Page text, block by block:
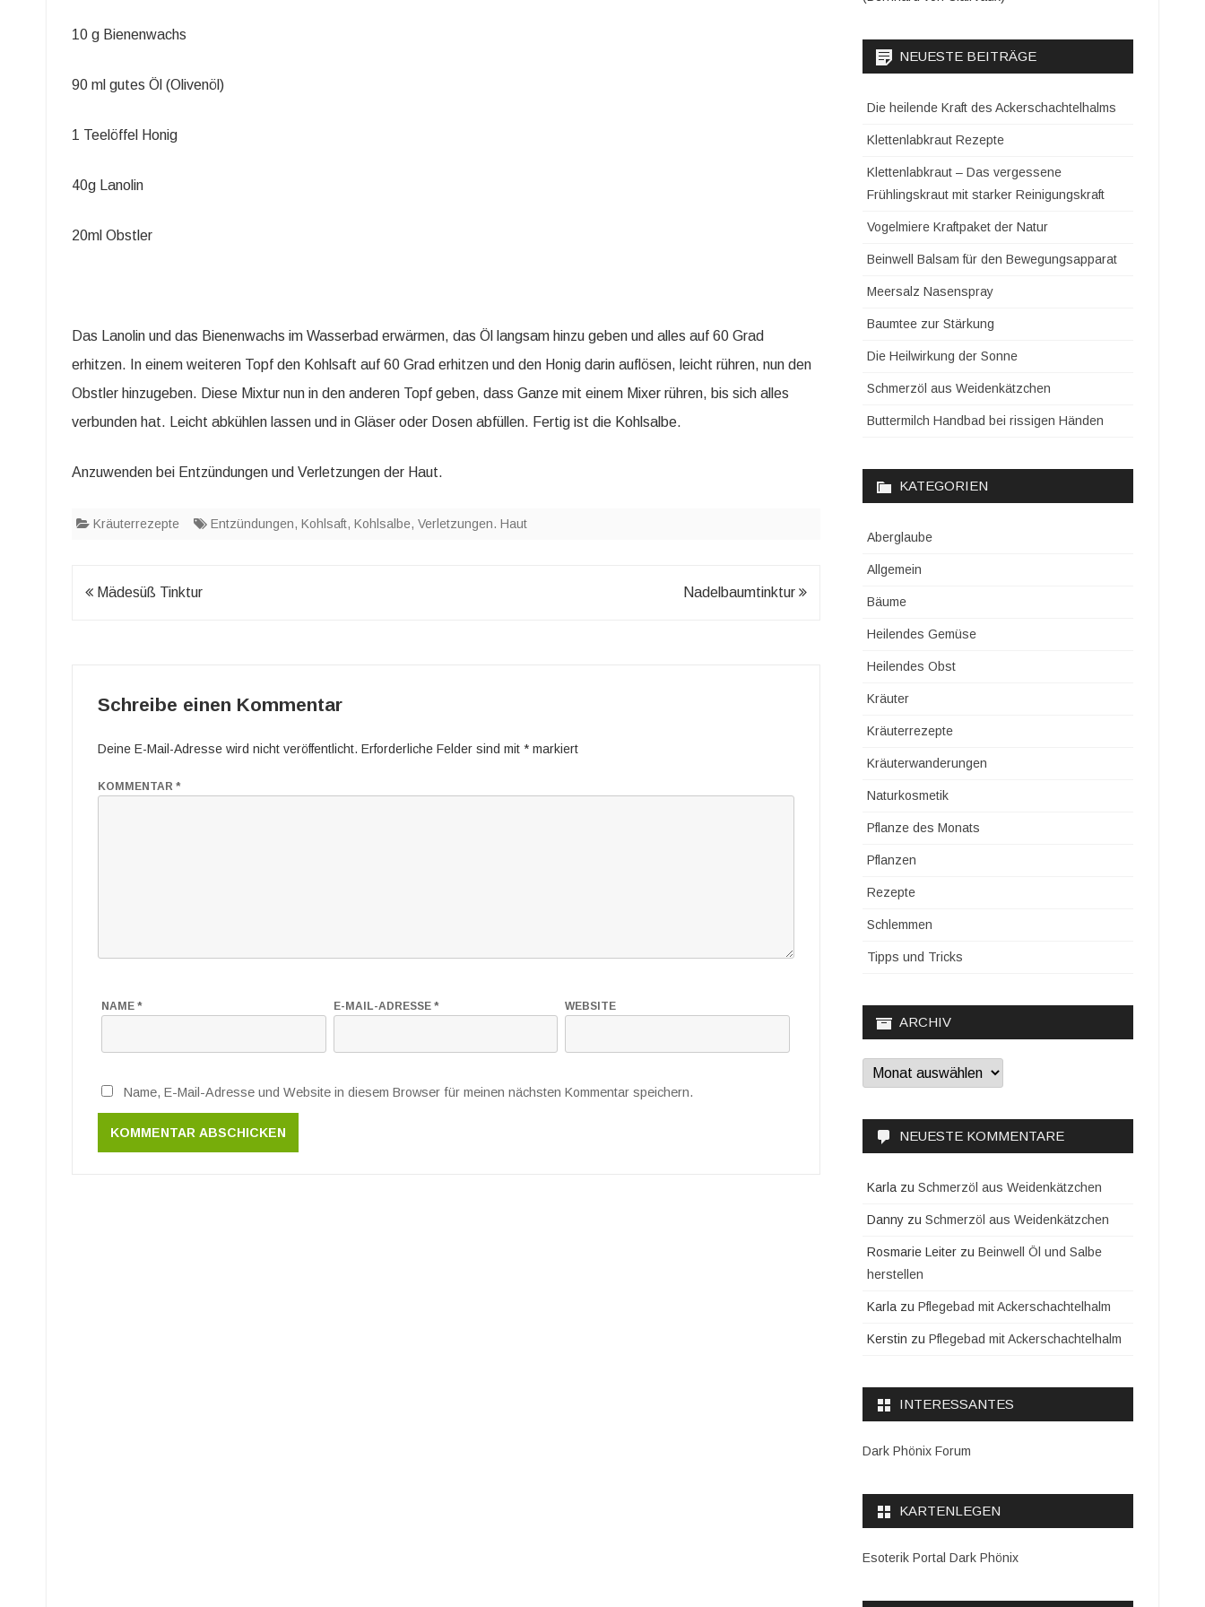
10 g Bienenwachs
90 ml gutes Öl (Olivenöl)
1 Teelöffel Honig
40g Lanolin
20ml Obstler
Das Lanolin und das Bienenwachs im Wasserbad erwärmen, das Öl langsam hinzu geben und alles auf 60 Grad
erhitzen. In einem weiteren Topf den Kohlsaft auf 60 Grad erhitzen und den Honig darin auflösen, leicht rühren, nun den
Obstler hinzugeben. Diese Mixtur nun in den anderen Topf geben, dass Ganze mit einem Mixer rühren, bis sich alles
verbunden hat. Leicht abkühlen lassen und in Gläser oder Dosen abfüllen. Fertig ist die Kohlsalbe.
Anzuwenden bei Entzündungen und Verletzungen der Haut.
Kräuterrezepte Entzündungen, Kohlsaft, Kohlsalbe, Verletzungen. Haut
Beitragsnavigation
Mädesüß Tinktur Nadelbaumtinktur
Schreibe einen Kommentar
Deine E-Mail-Adresse wird nicht veröffentlicht. Erforderliche Felder sind mit * markiert
KOMMENTAR *
NAME * E-MAIL-ADRESSE * WEBSITE
Name, E-Mail-Adresse und Website in diesem Browser für meinen nächsten Kommentar speichern.
NEUESTE BEITRÄGE
Die heilende Kraft des Ackerschachtelhalms
Klettenlabkraut Rezepte
Klettenlabkraut – Das vergessene
Frühlingskraut mit starker Reinigungskraft
Vogelmiere Kraftpaket der Natur
Beinwell Balsam für den Bewegungsapparat
Meersalz Nasenspray
Baumtee zur Stärkung
Die Heilwirkung der Sonne
Schmerzöl aus Weidenkätzchen
Buttermilch Handbad bei rissigen Händen
KATEGORIEN
Aberglaube
Allgemein
Bäume
Heilendes Gemüse
Heilendes Obst
Kräuter
Kräuterrezepte
Kräuterwanderungen
Naturkosmetik
Pflanze des Monats
Pflanzen
Rezepte
Schlemmen
Tipps und Tricks
ARCHIV
Archiv
NEUESTE KOMMENTARE
Karla zuSchmerzöl aus Weidenkätzchen
Danny zuSchmerzöl aus Weidenkätzchen
Rosmarie Leiter zuBeinwell Öl und Salbe
herstellen
Karla zuPflegebad mit Ackerschachtelhalm
Kerstin zuPflegebad mit Ackerschachtelhalm
INTERESSANTES
Dark Phönix Forum
KARTENLEGEN
Esoterik Portal Dark Phönix